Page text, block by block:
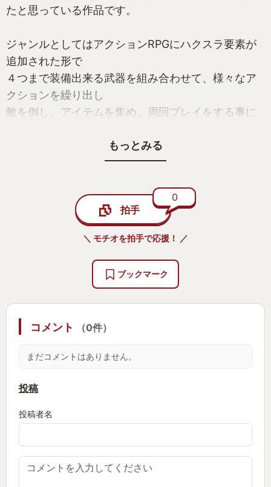
たと思っている作品です。
ジャンルとしてはアクションRPGにハクスラ要素が
追加された形で
４つまで装備出来る武器を組み合わせて、様々なア
クションを繰り出し
敵を倒し、アイテムを集め、周回プレイをする事に
自分を強くしていく作品です。
発売前には、体験版も配信され、オンライン専用の
制作プラチナソフト・発売スクウェア・エニックス
自分は体験版を遊び、そのアラビア風の空気感と
ブラーのかかった油絵的グラフィック
これまでのいわゆる可愛いファンタジーって感じと
４つの武器の装備位置を考え、一撃の重さも感じら
れるどっしりとした重厚な武器の重さをも感じる事
なりました。
しかし世間では全く逆の評価で、油絵的表現はぼや
遊びにくい
もっとみる
拍手
0
＼ モチオを拍手で応援！ ／
ブックマーク
コメント （0件）
まだコメントはありません。
投稿
投稿者名